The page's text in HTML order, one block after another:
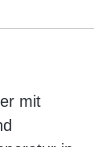
mit